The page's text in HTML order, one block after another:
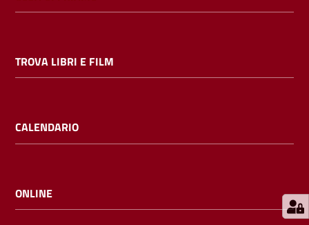
i
TROVA LIBRI E FILM
CALENDARIO
ONLINE